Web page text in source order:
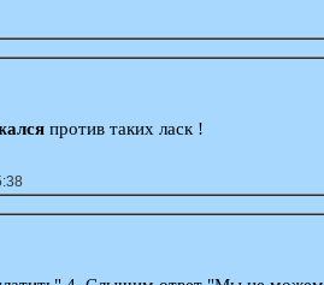
против таких ласк !